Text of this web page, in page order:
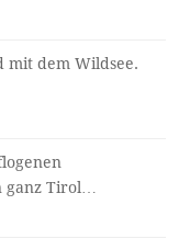
mit dem Wildsee.
ganz Tirol…